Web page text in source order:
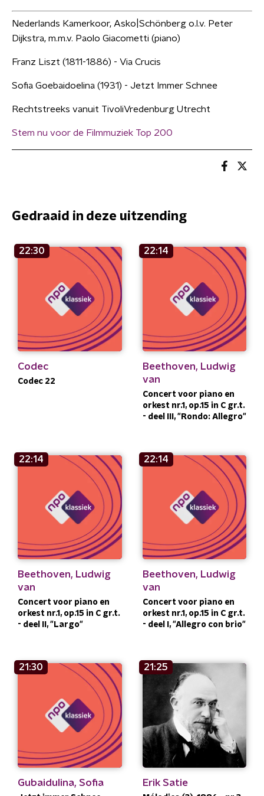
Nederlands Kamerkoor, Asko|Schönberg o.l.v. Peter
Dijkstra, m.m.v. Paolo Giacometti (piano)
Franz Liszt (1811-1886) - Via Crucis
Sofia Goebaidoelina (1931) - Jetzt Immer Schnee
Rechtstreeks vanuit TivoliVredenburg Utrecht
Stem nu voor de Filmmuziek Top 200
Gedraaid in deze uitzending
22:30
Codec
Codec 22
22:14
Beethoven, Ludwig
van
Concert voor piano en
orkest nr.1, op.15 in C gr.t.
- deel III, "Rondo: Allegro"
22:14
Beethoven, Ludwig
van
Concert voor piano en
orkest nr.1, op.15 in C gr.t.
- deel II, "Largo"
22:14
Beethoven, Ludwig
van
Concert voor piano en
orkest nr.1, op.15 in C gr.t.
- deel I, "Allegro con brio"
21:30
Gubaidulina, Sofia
21:25
Erik Satie